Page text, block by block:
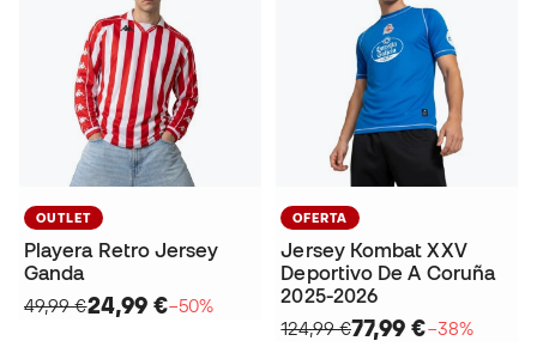
OUTLET
Playera Retro Jersey
Ganda
49,99 €24,99 €−50%
OFERTA
Jersey Kombat XXV
Deportivo De A Coruña
2025-2026
124,99 €77,99 €−38%